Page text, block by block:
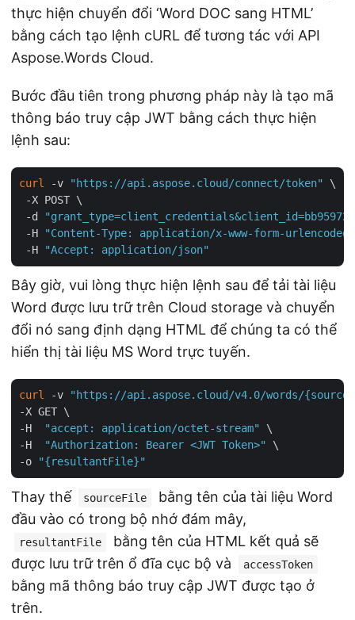
thực hiện chuyển đổi ‘Word DOC sang HTML’
bằng cách tạo lệnh cURL để tương tác với API
Aspose.Words Cloud.
Bước đầu tiên trong phương pháp này là tạo mã
thông báo truy cập JWT bằng cách thực hiện
lệnh sau:
curl -v "https://api.aspose.cloud/connect/token"
\
-X POST \
-d
"grant_type=client_credentials&client_id=bb959721-
-H
"Content-Type: application/x-www-form-urlencoded"
-H
"Accept: application/json"
Bây giờ, vui lòng thực hiện lệnh sau để tải tài liệu
Word được lưu trữ trên Cloud storage và chuyển
đổi nó sang định dạng HTML để chúng ta có thể
hiển thị tài liệu MS Word trực tuyến.
curl -v
"https://api.aspose.cloud/v4.0/words/
-X GET \
-H
"accept: application/octet-stream"
\
-H
"Authorization: Bearer <JWT Token>"
\
-o
"{resultantFile}"
Thay thế sourceFile
bằng tên của tài liệu Word
đầu vào có trong bộ nhớ đám mây,
resultantFile
bằng tên của HTML kết quả sẽ
được lưu trữ trên ổ đĩa cục bộ và
accessToken
bằng mã thông báo truy cập JWT được tạo ở
trên.